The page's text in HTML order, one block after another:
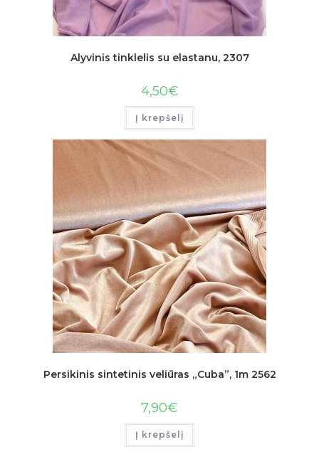
Alyvinis tinklelis su elastanu, 2307
4,50€
Į krepšelį
Persikinis sintetinis veliūras „Cuba”, 1m 2562
7,90€
Į krepšelį